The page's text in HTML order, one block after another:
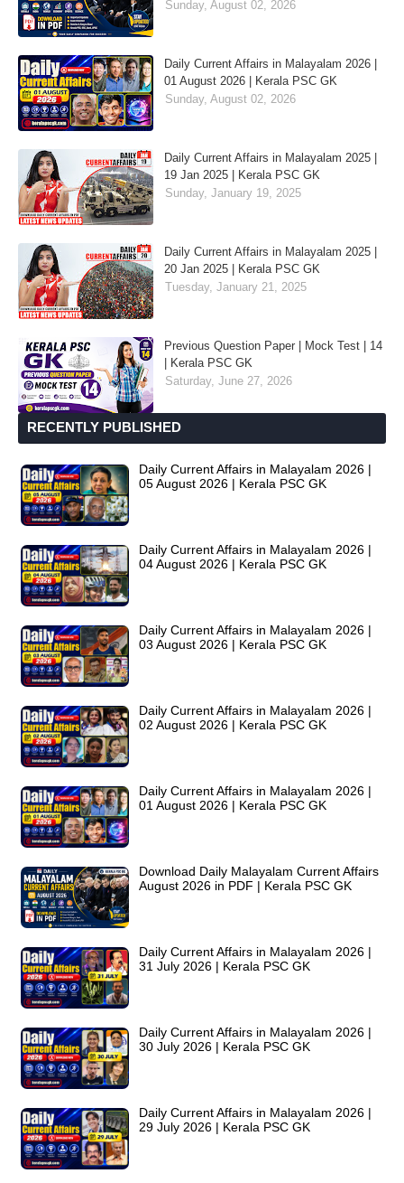
Sunday, August 02, 2026
Daily Current Affairs in Malayalam 2026 |
01 August 2026 | Kerala PSC GK
Sunday, August 02, 2026
Daily Current Affairs in Malayalam 2025 |
19 Jan 2025 | Kerala PSC GK
Sunday, January 19, 2025
Daily Current Affairs in Malayalam 2025 |
20 Jan 2025 | Kerala PSC GK
Tuesday, January 21, 2025
Previous Question Paper | Mock Test | 14
| Kerala PSC GK
Saturday, June 27, 2026
RECENTLY PUBLISHED
Daily Current Affairs in Malayalam 2026 |
05 August 2026 | Kerala PSC GK
Daily Current Affairs in Malayalam 2026 |
04 August 2026 | Kerala PSC GK
Daily Current Affairs in Malayalam 2026 |
03 August 2026 | Kerala PSC GK
Daily Current Affairs in Malayalam 2026 |
02 August 2026 | Kerala PSC GK
Daily Current Affairs in Malayalam 2026 |
01 August 2026 | Kerala PSC GK
Download Daily Malayalam Current Affairs
August 2026 in PDF | Kerala PSC GK
Daily Current Affairs in Malayalam 2026 |
31 July 2026 | Kerala PSC GK
Daily Current Affairs in Malayalam 2026 |
30 July 2026 | Kerala PSC GK
Daily Current Affairs in Malayalam 2026 |
29 July 2026 | Kerala PSC GK